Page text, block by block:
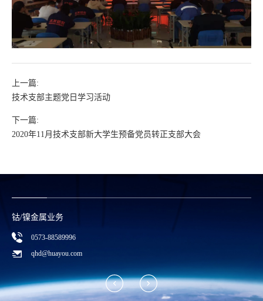
上一篇:
技术支部主题党日学习活动
下一篇:
2020年11月技术支部新大学生预备党员转正支部大会
钴/镍金属业务
0573-88589996
qhd@huayou.com